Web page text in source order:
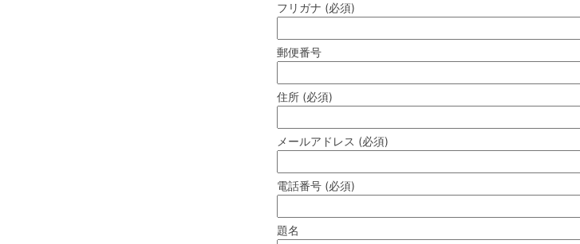
フリガナ (必須)
郵便番号
住所 (必須)
メールアドレス (必須)
電話番号 (必須)
題名